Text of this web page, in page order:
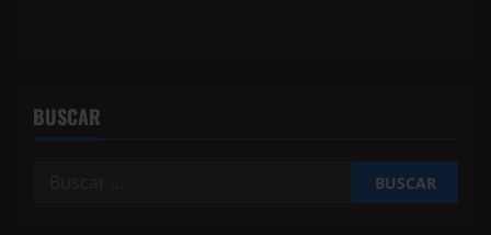
BUSCAR